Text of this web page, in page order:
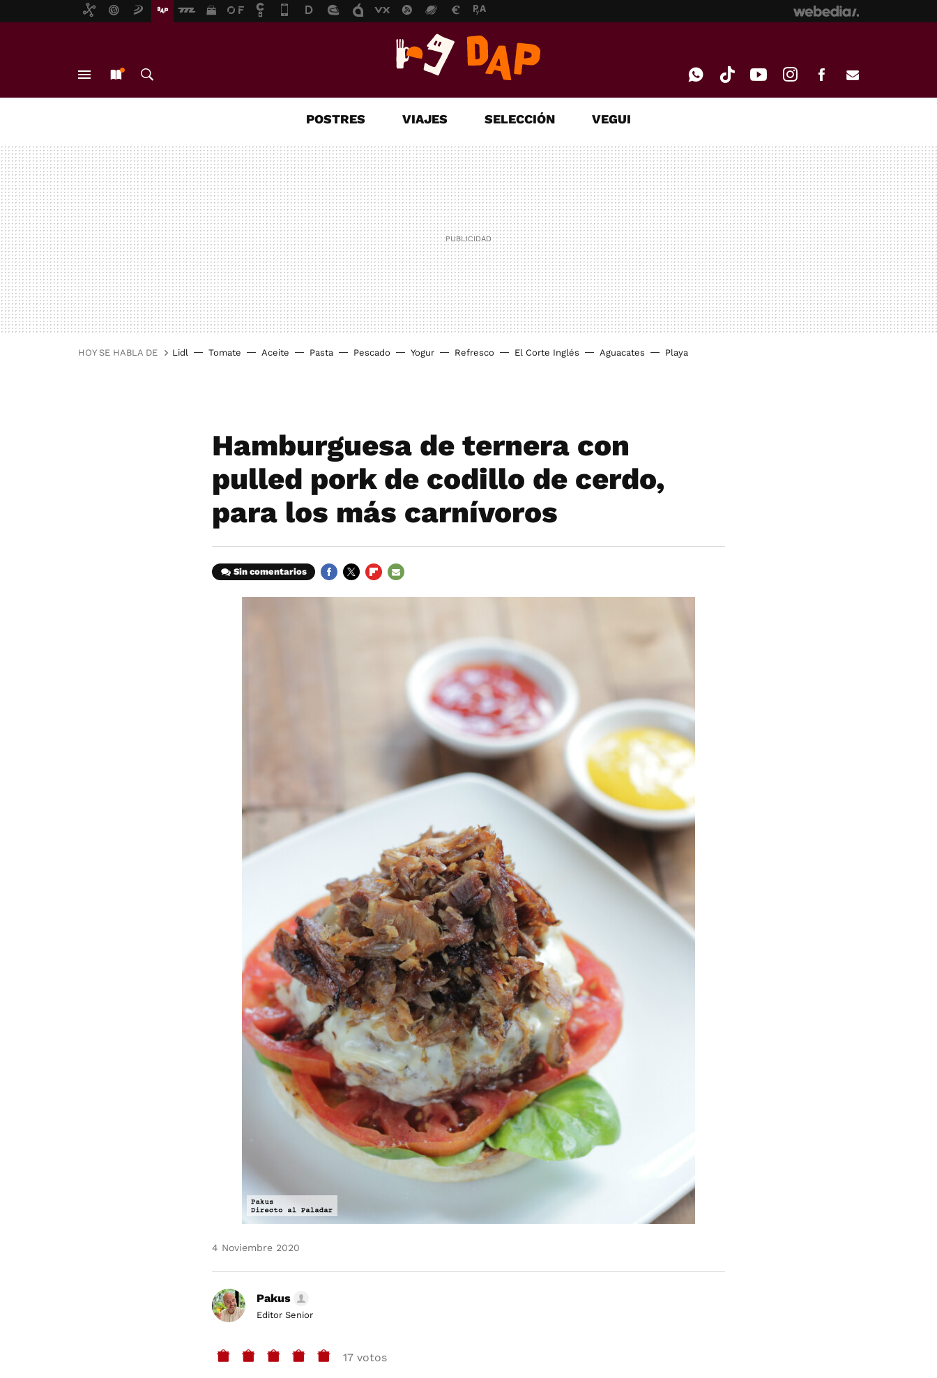
MAIL
POSTRES VIAJES SELECCIÓN VEGUI
HOY SE HABLA DE Lidl Tomate Aceite Pasta Pescado Yogur Refresco El Corte Inglés Aguacates Playa
Hamburguesa de ternera con
pulled pork de codillo de cerdo,
para los más carnívoros
Sin comentarios
4 Noviembre 2020
Pakus
Editor Senior
17 votos